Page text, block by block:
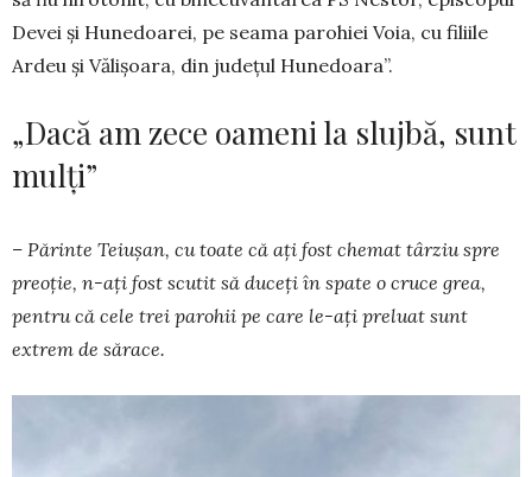
Devei și Hunedoarei, pe seama parohiei Voia, cu filiile
Ardeu și Vălișoara, din județul Hunedoara”.
„Dacă am zece oameni la slujbă, sunt
mulți”
– Părinte Teiușan, cu toate că ați fost chemat târziu spre
preoție, n-ați fost scutit să duceți în spate o cruce grea,
pentru că cele trei parohii pe care le-ați preluat sunt
extrem de sărace.